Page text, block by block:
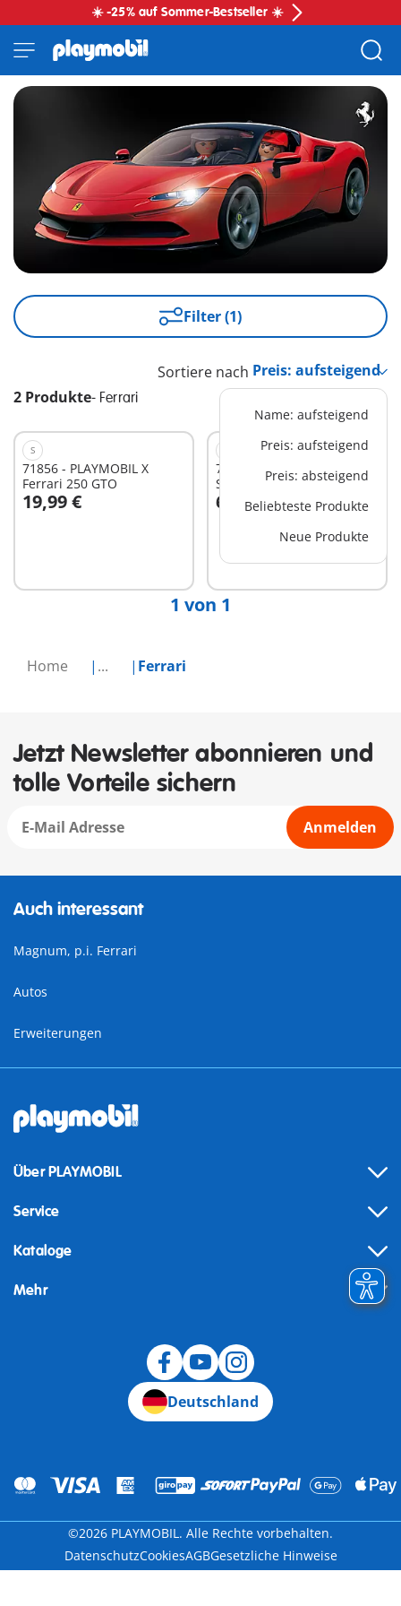
☀️ -25% auf Sommer-Bestseller ☀️
Home ... Ferrari
Filter (1)
2 Produkte- Ferrari
Sortiere nach
Name: aufsteigend
Preis: aufsteigend
Preis: absteigend
Beliebteste Produkte
Neue Produkte
S
71856 - PLAYMOBIL X
Ferrari 250 GTO
19,99 €
71020 - Ferrari SF90
Stradale
69,99 €
In den Warenkorb
1 von 1
Jetzt Newsletter abonnieren und
tolle Vorteile sichern
Anmelden
Auch interessant
Magnum, p.i. Ferrari
Autos
Erweiterungen
Über PLAYMOBIL
Service
Kataloge
Mehr
Deutschland
©2026 PLAYMOBIL. Alle Rechte vorbehalten.
DatenschutzCookiesAGBGesetzliche Hinweise